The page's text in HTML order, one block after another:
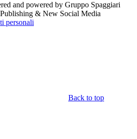
and powered by Gruppo Spaggiari
& New Social Media
personali
Back to top